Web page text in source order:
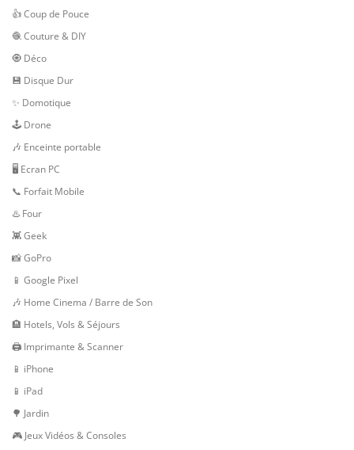
👍 Coup de Pouce
🧶 Couture & DIY
🧿 Déco
💾 Disque Dur
✨ Domotique
🕹 Drone
🎶 Enceinte portable
🖥️ Ecran PC
📞 Forfait Mobile
♨️ Four
👾 Geek
📸 GoPro
📱 Google Pixel
🎶 Home Cinema / Barre de Son
🏨 Hotels, Vols & Séjours
🖨 Imprimante & Scanner
📱 iPhone
📱 iPad
🌳 Jardin
🎮 Jeux Vidéos & Consoles